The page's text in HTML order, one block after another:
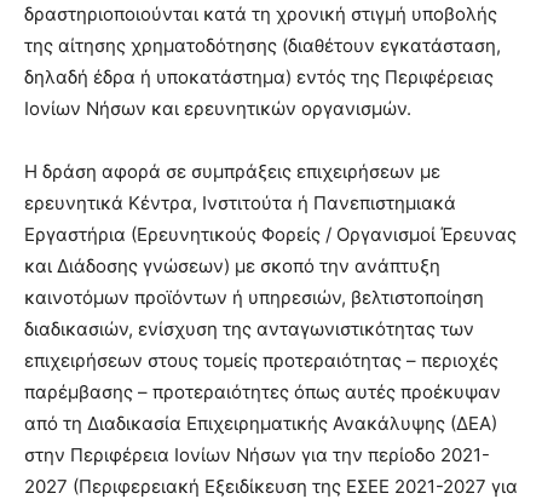
δραστηριοποιούνται κατά τη χρονική στιγμή υποβολής
της αίτησης χρηματοδότησης (διαθέτουν εγκατάσταση,
δηλαδή έδρα ή υποκατάστημα) εντός της Περιφέρειας
Ιονίων Νήσων και ερευνητικών οργανισμών.
Η δράση αφορά σε συμπράξεις επιχειρήσεων με
ερευνητικά Κέντρα, Ινστιτούτα ή Πανεπιστημιακά
Εργαστήρια (Ερευνητικούς Φορείς / Οργανισμοί Έρευνας
και Διάδοσης γνώσεων) με σκοπό την ανάπτυξη
καινοτόμων προϊόντων ή υπηρεσιών, βελτιστοποίηση
διαδικασιών, ενίσχυση της ανταγωνιστικότητας των
επιχειρήσεων στους τομείς προτεραιότητας – περιοχές
παρέμβασης – προτεραιότητες όπως αυτές προέκυψαν
από τη Διαδικασία Επιχειρηματικής Ανακάλυψης (ΔΕΑ)
στην Περιφέρεια Ιονίων Νήσων για την περίοδο 2021-
2027 (Περιφερειακή Εξειδίκευση της ΕΣΕΕ 2021-2027 για